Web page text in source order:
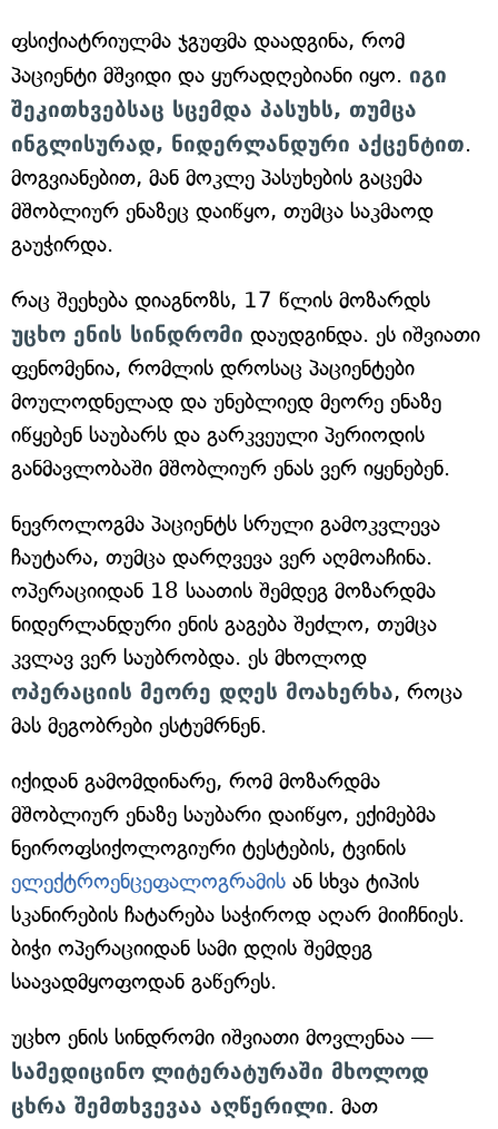
ფსიქიატრიულმა ჯგუფმა დაადგინა, რომ
პაციენტი მშვიდი და ყურადღებიანი იყო. იგი
შეკითხვებსაც სცემდა პასუხს, თუმცა
ინგლისურად, ნიდერლანდური აქცენტით.
მოგვიანებით, მან მოკლე პასუხების გაცემა
მშობლიურ ენაზეც დაიწყო, თუმცა საკმაოდ
გაუჭირდა.
რაც შეეხება დიაგნოზს, 17 წლის მოზარდს
უცხო ენის სინდრომი დაუდგინდა. ეს იშვიათი
ფენომენია, რომლის დროსაც პაციენტები
მოულოდნელად და უნებლიედ მეორე ენაზე
იწყებენ საუბარს და გარკვეული პერიოდის
განმავლობაში მშობლიურ ენას ვერ იყენებენ.
ნევროლოგმა პაციენტს სრული გამოკვლევა
ჩაუტარა, თუმცა დარღვევა ვერ აღმოაჩინა.
ოპერაციიდან 18 საათის შემდეგ მოზარდმა
ნიდერლანდური ენის გაგება შეძლო, თუმცა
კვლავ ვერ საუბრობდა. ეს მხოლოდ
ოპერაციის მეორე დღეს მოახერხა, როცა
მას მეგობრები ესტუმრნენ.
იქიდან გამომდინარე, რომ მოზარდმა
მშობლიურ ენაზე საუბარი დაიწყო, ექიმებმა
ნეიროფსიქოლოგიური ტესტების, ტვინის
ელექტროენცეფალოგრამის ან სხვა ტიპის
სკანირების ჩატარება საჭიროდ აღარ მიიჩნიეს.
ბიჭი ოპერაციიდან სამი დღის შემდეგ
საავადმყოფოდან გაწერეს.
უცხო ენის სინდრომი იშვიათი მოვლენაა —
სამედიცინო ლიტერატურაში მხოლოდ
ცხრა შემთხვევაა აღწერილი. მათ